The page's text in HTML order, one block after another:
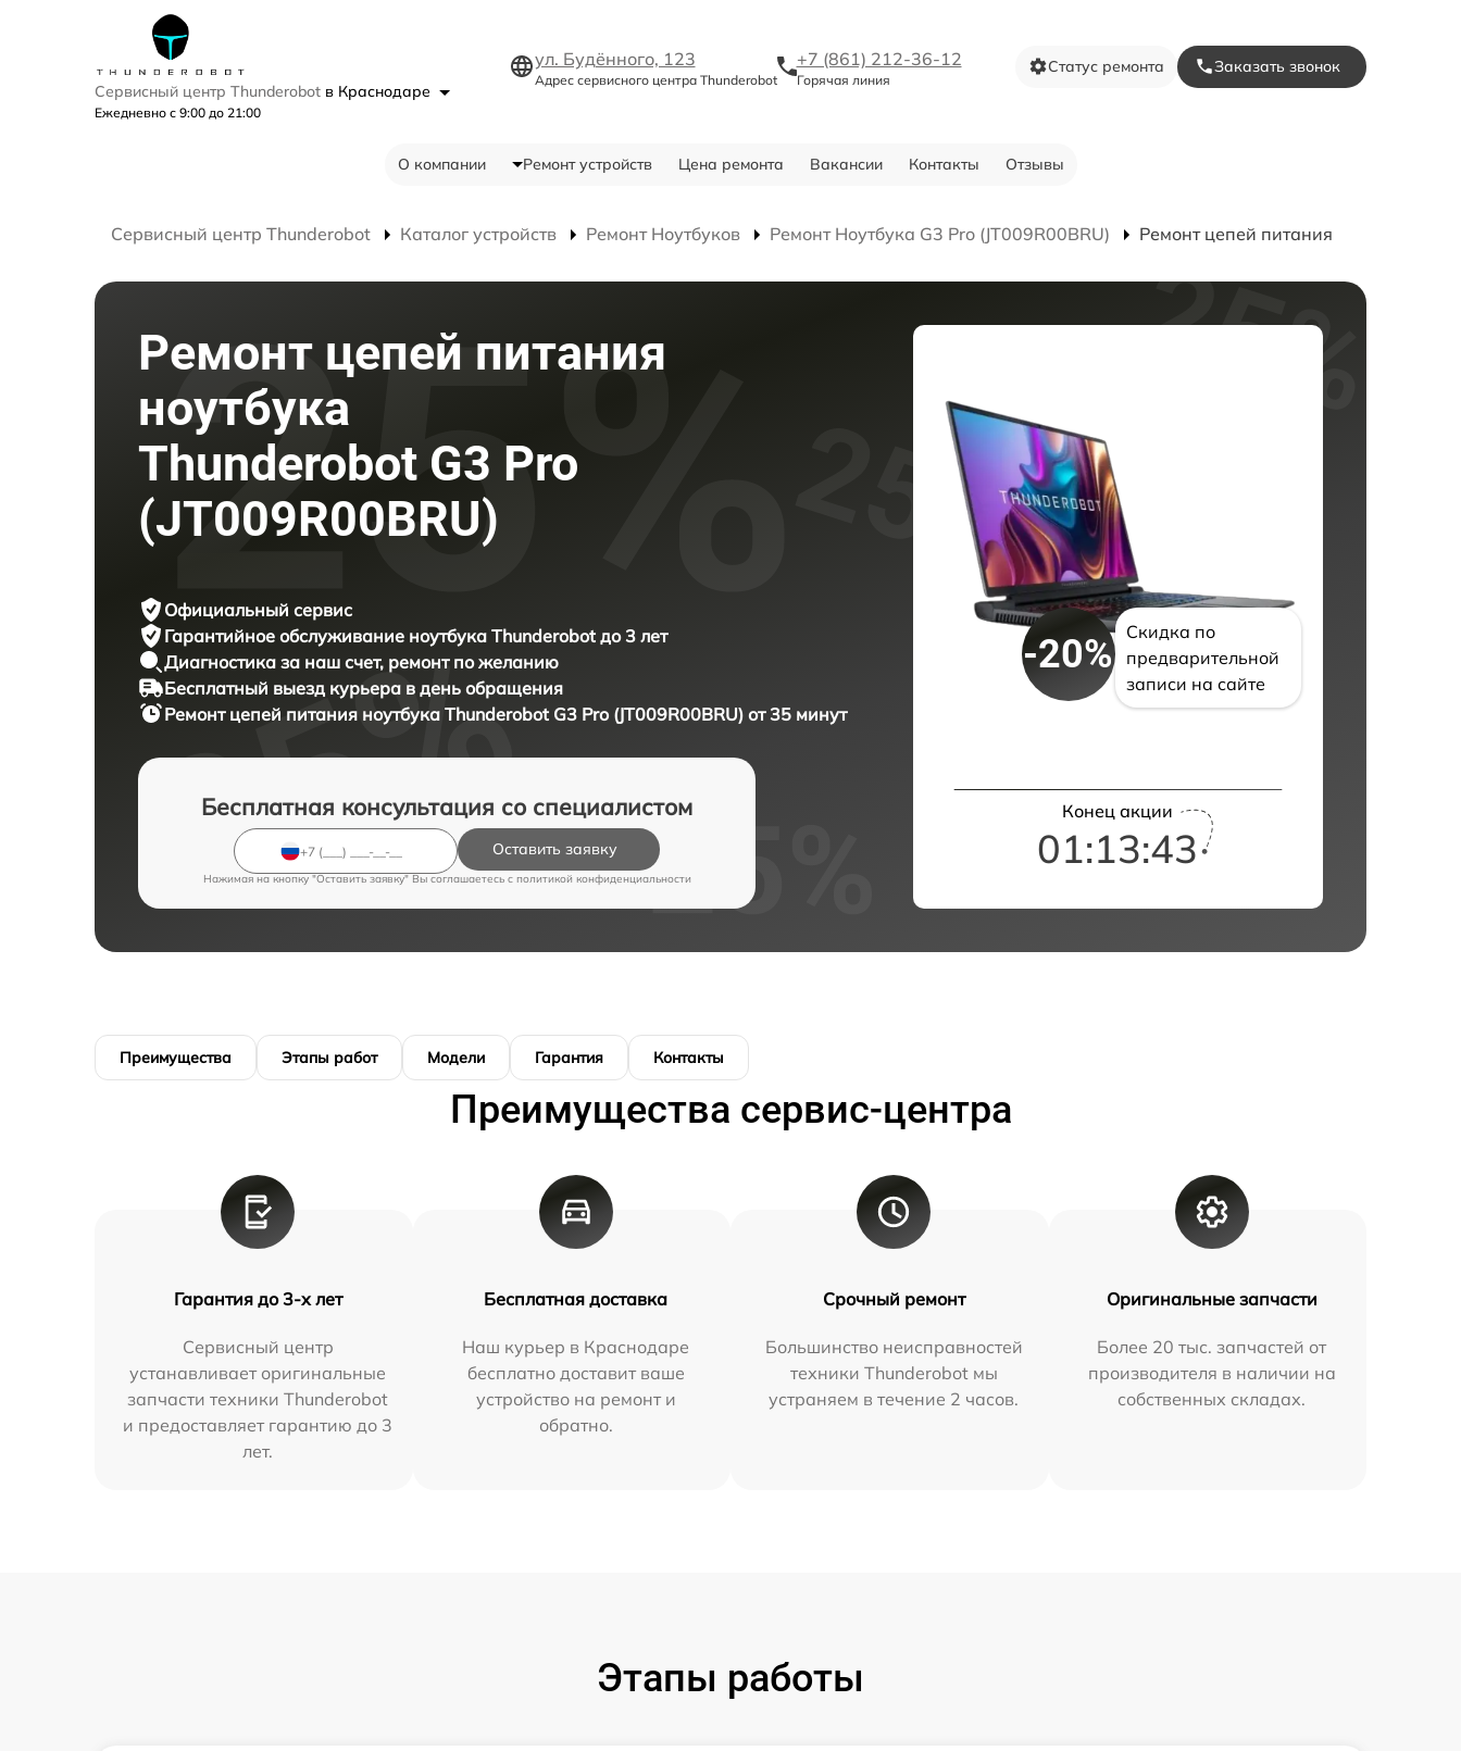
Сервисный центр Thunderobot в Краснодаре
Ежедневно с 9:00 до 21:00
ул. Будённого, 123
Адрес сервисного центра Thunderobot
+7 (861) 212-36-12
Горячая линия
Статус ремонта Заказать звонок
О компании Ремонт устройств Цена ремонта Вакансии Контакты Отзывы
Сервисный центр Thunderobot Каталог устройств Ремонт Ноутбуков Ремонт Ноутбука G3 Pro (JT009R00BRU) Ремонт цепей питания
Ремонт цепей питания
ноутбука
Thunderobot G3 Pro
(JT009R00BRU)
Официальный сервис
Гарантийное обслуживание ноутбука Thunderobot до 3 лет
Диагностика за наш счет, ремонт по желанию
Бесплатный выезд курьера в день обращения
Ремонт цепей питания ноутбука Thunderobot G3 Pro (JT009R00BRU) от 35 минут
Бесплатная консультация со специалистом
Оставить заявку
Нажимая на кнопку "Оставить заявку" Вы соглашаетесь c политикой конфиденциальности
-20%
Скидка по
предварительной
записи на сайте
Конец акции
01:13:42
Преимущества Этапы работ Модели Гарантия Контакты
Преимущества сервис-центра
Гарантия до 3-х лет
Сервисный центр
устанавливает оригинальные
запчасти техники Thunderobot
и предоставляет гарантию до 3
лет.
Бесплатная доставка
Наш курьер в Краснодаре
бесплатно доставит ваше
устройство на ремонт и
обратно.
Срочный ремонт
Большинство неисправностей
техники Thunderobot мы
устраняем в течение 2 часов.
Оригинальные запчасти
Более 20 тыс. запчастей от
производителя в наличии на
собственных складах.
Этапы работы